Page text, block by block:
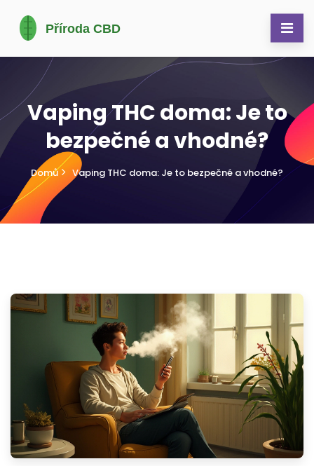
Vaping THC doma: Je to
bezpečné a vhodné?
Domů Vaping THC doma: Je to bezpečné a vhodné?